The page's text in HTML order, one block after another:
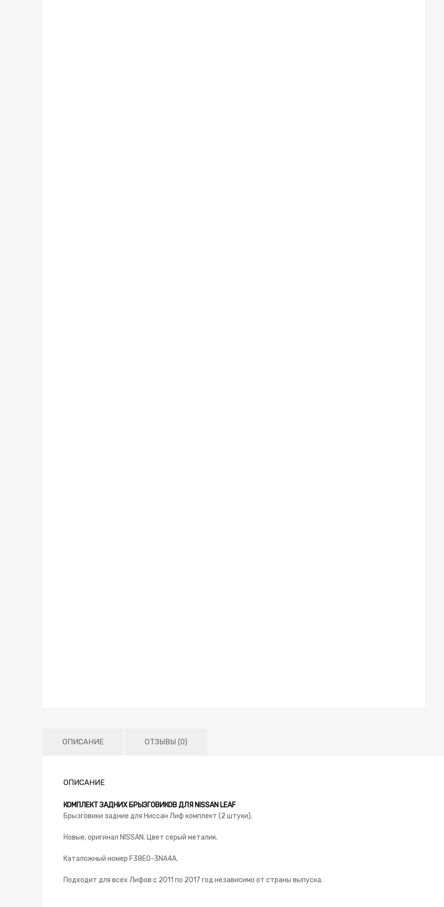
ОПИСАНИЕ ОТЗЫВЫ (0)
ОПИСАНИЕ
КОМПЛЕКТ ЗАДНИХ БРЫЗГОВИКОВ ДЛЯ NISSAN LEAF
Брызговики задние для Ниссан Лиф комплект (2 штуки).
Новые, оригинал NISSAN. Цвет серый металик.
Каталожный номер F38E0-3NA4A.
Подходит для всех Лифов с 2011 по 2017 год независимо от страны выпуска.